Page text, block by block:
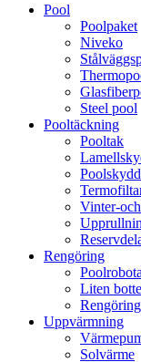
Pool
Poolpaket
Niveko
Steel pool
Pooltäckning
Pooltak
Poolskydd
Vinter-
Rengöring
Liten
Uppvärmning
Solvärme